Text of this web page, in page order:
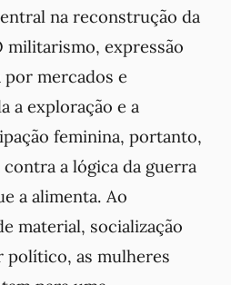
na reconstrução da
militarismo, expressão
mercados e
a exploração e a
feminina, portanto,
a lógica da guerra
a alimenta. Ao
material, socialização
político, as mulheres